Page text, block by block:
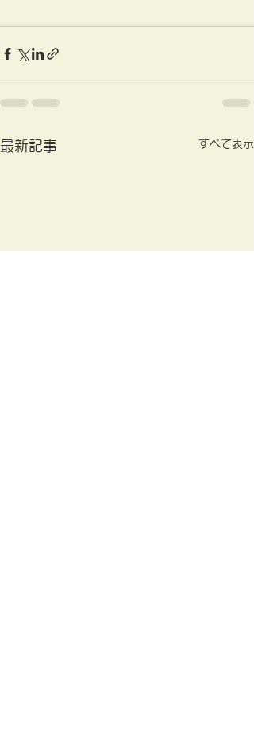
最新記事 すべて表示